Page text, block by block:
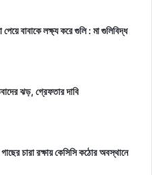
পেয়ে বাবাকে লক্ষ্য করে গুলি : মা গুলিবিদ্ধ
ঝড়, গ্রেফতার দাবি
চারা রক্ষায় কেসিসি কঠোর অবস্থানে